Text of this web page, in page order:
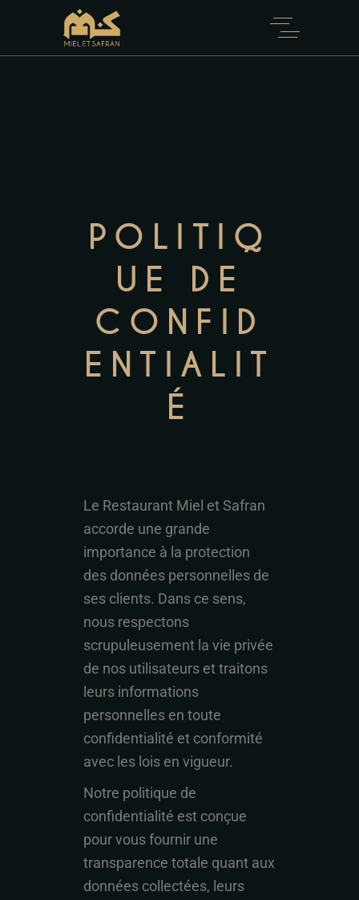
POLITIQ
UE DE
CONFID
ENTIALIT
É
Le Restaurant Miel et Safran
accorde une grande
importance à la protection
des données personnelles de
ses clients. Dans ce sens,
nous respectons
scrupuleusement la vie privée
de nos utilisateurs et traitons
leurs informations
personnelles en toute
confidentialité et conformité
avec les lois en vigueur.
Notre politique de
confidentialité est conçue
pour vous fournir une
transparence totale quant aux
données collectées, leurs